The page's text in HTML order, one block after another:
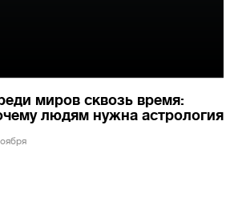
миров сквозь время:
людям нужна астрология